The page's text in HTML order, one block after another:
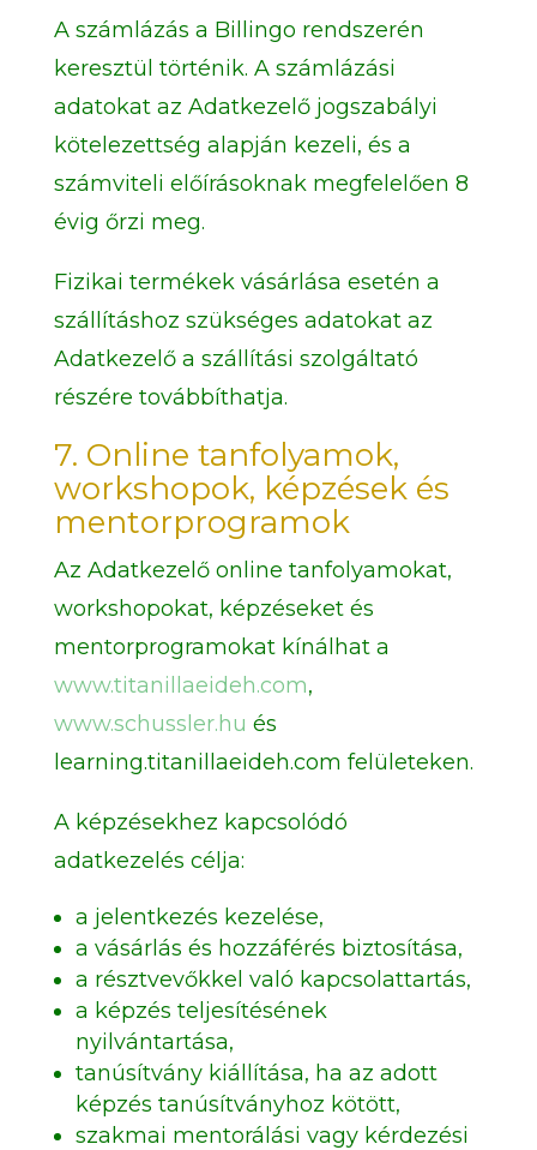
A számlázás a Billingo rendszerén
keresztül történik. A számlázási
adatokat az Adatkezelő jogszabályi
kötelezettség alapján kezeli, és a
számviteli előírásoknak megfelelően 8
évig őrzi meg.
Fizikai termékek vásárlása esetén a
szállításhoz szükséges adatokat az
Adatkezelő a szállítási szolgáltató
részére továbbíthatja.
7. Online tanfolyamok,
workshopok, képzések és
mentorprogramok
Az Adatkezelő online tanfolyamokat,
workshopokat, képzéseket és
mentorprogramokat kínálhat a
www.titanillaeideh.com,
www.schussler.hu és
learning.titanillaeideh.com felületeken.
A képzésekhez kapcsolódó
adatkezelés célja:
a jelentkezés kezelése,
a vásárlás és hozzáférés biztosítása,
a résztvevőkkel való kapcsolattartás,
a képzés teljesítésének
nyilvántartása,
tanúsítvány kiállítása, ha az adott
képzés tanúsítványhoz kötött,
szakmai mentorálási vagy kérdezési